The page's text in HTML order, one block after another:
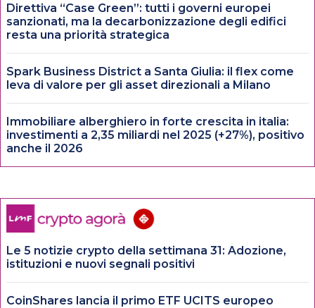
Direttiva “Case Green”: tutti i governi europei
sanzionati, ma la decarbonizzazione degli edifici
resta una priorità strategica
Spark Business District a Santa Giulia: il flex come
leva di valore per gli asset direzionali a Milano
Immobiliare alberghiero in forte crescita in italia:
investimenti a 2,35 miliardi nel 2025 (+27%), positivo
anche il 2026
Le 5 notizie crypto della settimana 31: Adozione,
istituzioni e nuovi segnali positivi
CoinShares lancia il primo ETF UCITS europeo